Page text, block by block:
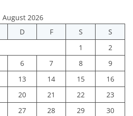
August 2026
D F S
S
1
2
6 7 8
9
13 14 15
16
20 21 22
23
27 28 29
30